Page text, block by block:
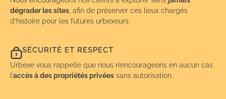
dégrader les sites , afin de préserver ces lieux chargés
d’histoire pour les futures urbexeurs.
SÉCURITÉ ET RESPECT
Urbexe vous rappelle que nous n’encourageons en aucun cas
l’accès à des propriétés privées sans autorisation.